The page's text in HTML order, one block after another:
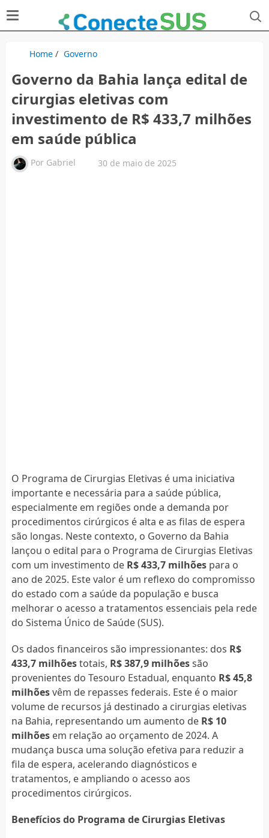
Home/ Governo
Governo da Bahia lança edital de
cirurgias eletivas com
investimento de R$ 433,7 milhões
em saúde pública
Por Gabriel 30 de maio de 2025
O Programa de Cirurgias Eletivas é uma iniciativa
importante e necessária para a saúde pública,
especialmente em regiões onde a demanda por
procedimentos cirúrgicos é alta e as filas de espera
são longas. Neste contexto, o Governo da Bahia
lançou o edital para o Programa de Cirurgias Eletivas
com um investimento de R$ 433,7 milhõespara o
ano de 2025. Este valor é um reflexo do compromisso
do estado com a saúde da população e busca
melhorar o acesso a tratamentos essenciais pela rede
do Sistema Único de Saúde (SUS).
Os dados financeiros são impressionantes: dos R$
433,7 milhõestotais, R$ 387,9 milhõessão
provenientes do Tesouro Estadual, enquanto R$ 45,8
milhõesvêm de repasses federais. Este é o maior
volume de recursos já destinado a cirurgias eletivas
na Bahia, representando um aumento de R$ 10
milhõesem relação ao orçamento de 2024. A
mudança busca uma solução efetiva para reduzir a
fila de espera, acelerando diagnósticos e
tratamentos, e ampliando o acesso aos
procedimentos cirúrgicos.
Benefícios do Programa de Cirurgias Eletivas